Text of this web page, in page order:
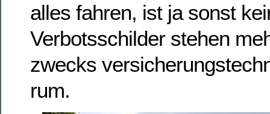
alles fahren, ist ja sonst
Verbotsschilder stehen
zwecks
rum.